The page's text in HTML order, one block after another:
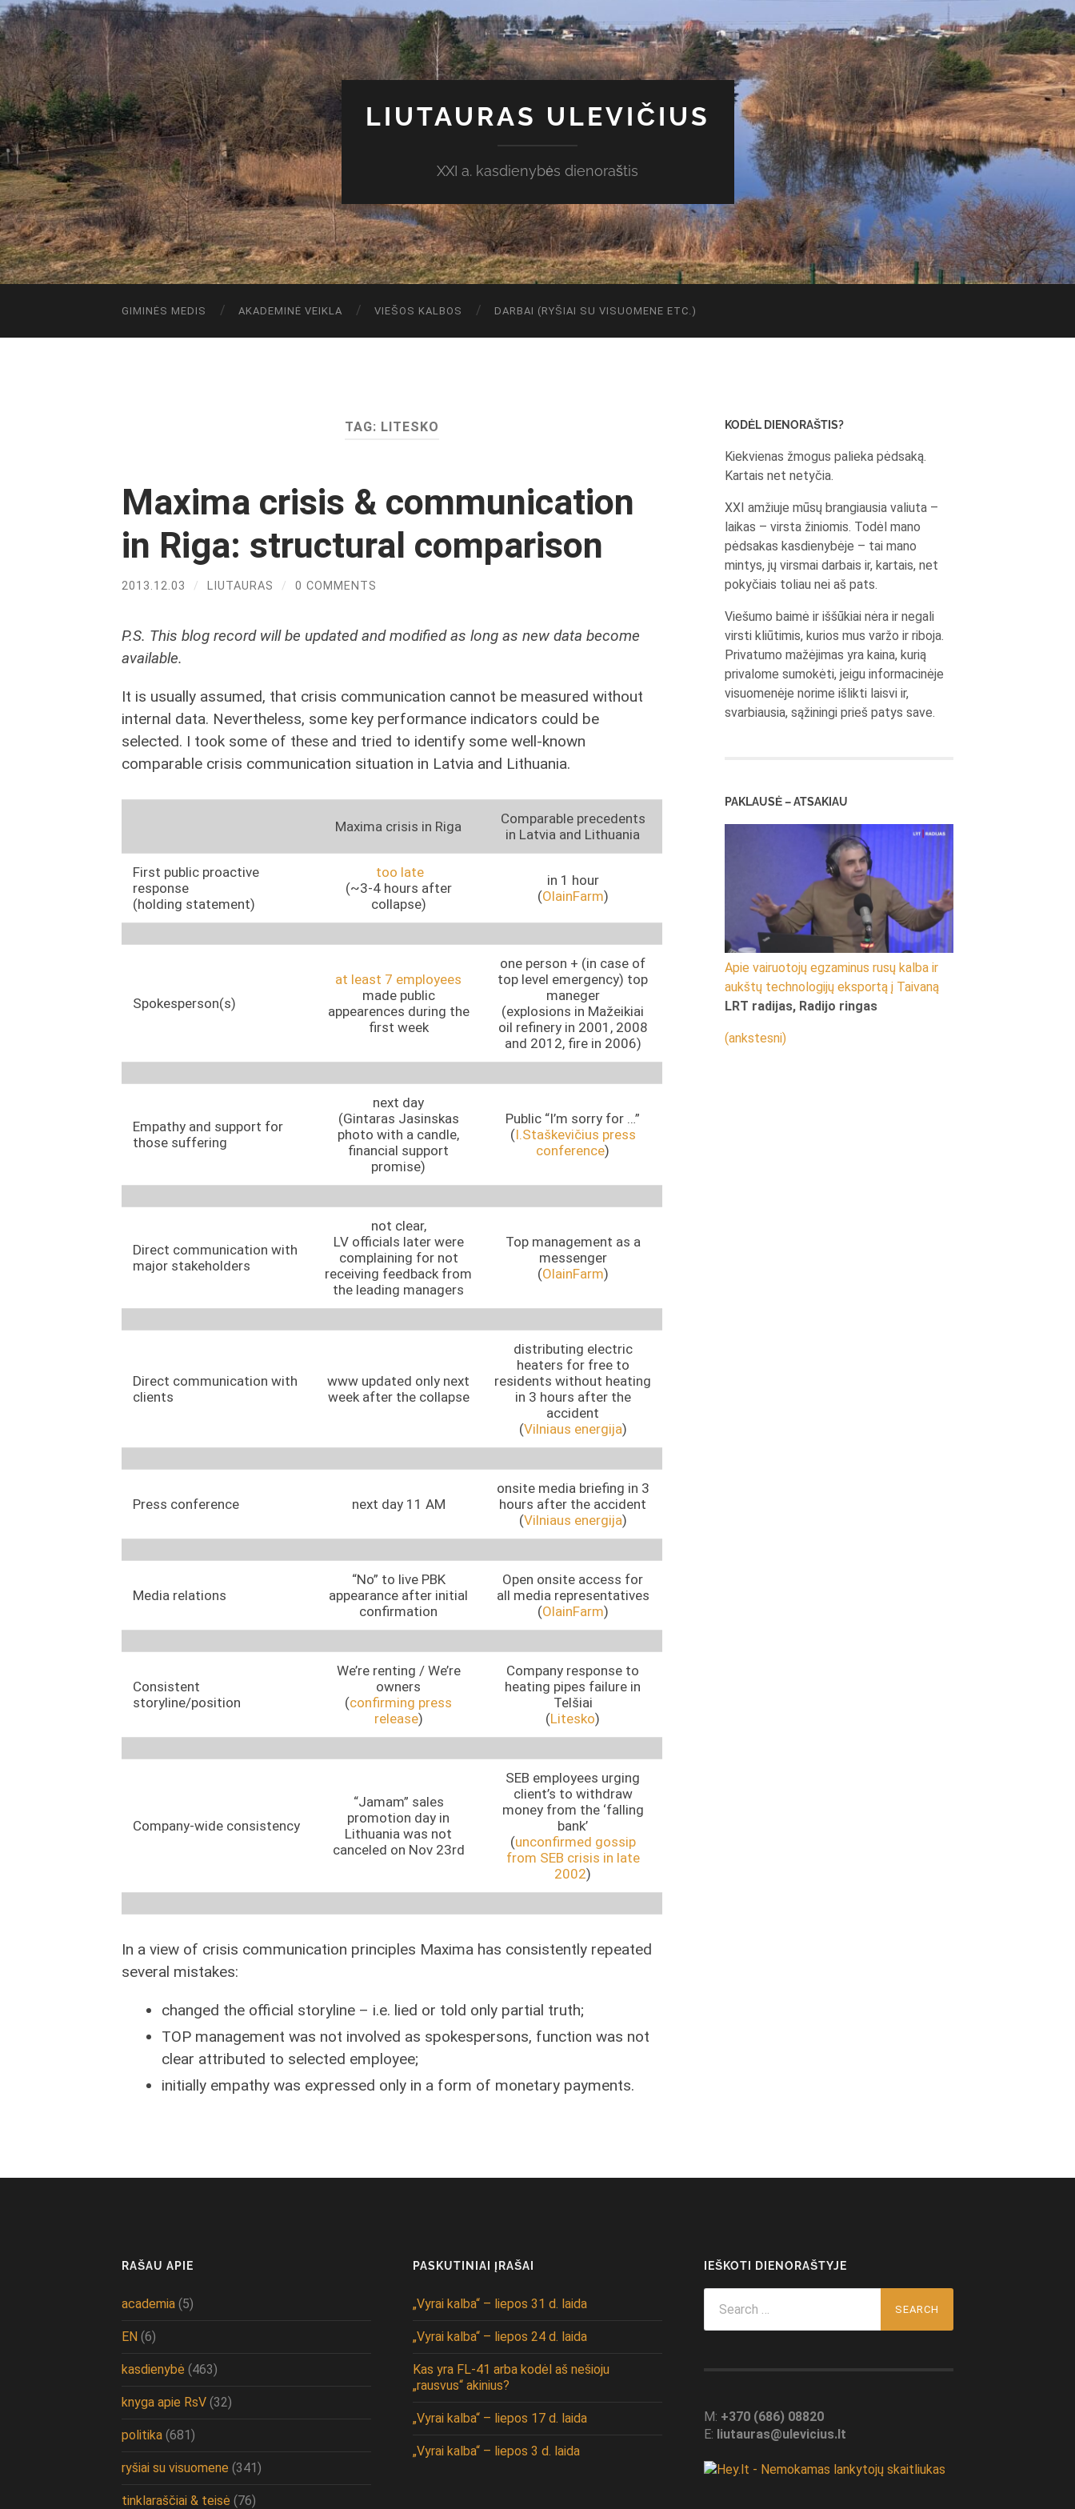
LIUTAURAS ULEVIČIUS
XXI a. kasdienybės dienoraštis
GIMINĖS MEDIS AKADEMINĖ VEIKLA VIEŠOS KALBOS DARBAI (RYŠIAI SU VISUOMENE ETC.)
TAG: LITESKO
Maxima crisis & communication
in Riga: structural comparison
2013.12.03 / LIUTAURAS / 0 COMMENTS
P.S. This blog record will be updated and modified as long as new data become
available.
It is usually assumed, that crisis communication cannot be measured without
internal data. Nevertheless, some key performance indicators could be
selected. I took some of these and tried to identify some well-known
comparable crisis communication situation in Latvia and Lithuania.
Maxima crisis in Riga
Comparable precedents
in Latvia and Lithuania
First public proactive
response
(holding statement)
too late
(~3-4 hours after
collapse)
in 1 hour
(OlainFarm)
Spokesperson(s)
at least 7 employees
made public
appearences during the
first week
one person + (in case of
top level emergency) top
maneger
(explosions in Mažeikiai
oil refinery in 2001, 2008
and 2012, fire in 2006)
Empathy and support for
those suffering
next day
(Gintaras Jasinskas
photo with a candle,
financial support
promise)
Public “I’m sorry for …”
(I.Staškevičius press
conference)
Direct communication with
major stakeholders
not clear,
LV officials later were
complaining for not
receiving feedback from
the leading managers
Top management as a
messenger
(OlainFarm)
Direct communication with
clients
www updated only next
week after the collapse
distributing electric
heaters for free to
residents without heating
in 3 hours after the
accident
(Vilniaus energija)
Press conference next day 11 AM
onsite media briefing in 3
hours after the accident
(Vilniaus energija)
Media relations
“No” to live PBK
appearance after initial
confirmation
Open onsite access for
all media representatives
(OlainFarm)
Consistent
storyline/position
We’re renting / We’re
owners
(confirming press
release)
Company response to
heating pipes failure in
Telšiai
(Litesko)
Company-wide consistency
“Jamam” sales
promotion day in
Lithuania was not
canceled on Nov 23rd
SEB employees urging
client’s to withdraw
money from the ‘falling
bank’
(unconfirmed gossip
from SEB crisis in late
2002)
In a view of crisis communication principles Maxima has consistently repeated
several mistakes:
changed the official storyline – i.e. lied or told only partial truth;
TOP management was not involved as spokespersons, function was not
clear attributed to selected employee;
initially empathy was expressed only in a form of monetary payments.
KODĖL DIENORAŠTIS?
Kiekvienas žmogus palieka pėdsaką.
Kartais net netyčia.
XXI amžiuje mūsų brangiausia valiuta –
laikas – virsta žiniomis. Todėl mano
pėdsakas kasdienybėje – tai mano
mintys, jų virsmai darbais ir, kartais, net
pokyčiais toliau nei aš pats.
Viešumo baimė ir iššūkiai nėra ir negali
virsti kliūtimis, kurios mus varžo ir riboja.
Privatumo mažėjimas yra kaina, kurią
privalome sumokėti, jeigu informacinėje
visuomenėje norime išlikti laisvi ir,
svarbiausia, sąžiningi prieš patys save.
PAKLAUSĖ – ATSAKIAU
Apie vairuotojų egzaminus rusų kalba ir
aukštų technologijų eksportą į Taivaną
LRT radijas, Radijo ringas
(ankstesni)
RAŠAU APIE
academia (5)
EN (6)
kasdienybė (463)
knyga apie RsV (32)
politika (681)
ryšiai su visuomene (341)
tinklaraščiai & teisė (76)
PASKUTINIAI ĮRAŠAI
„Vyrai kalba“ – liepos 31 d. laida
„Vyrai kalba“ – liepos 24 d. laida
Kas yra FL-41 arba kodėl aš nešioju
„rausvus“ akinius?
„Vyrai kalba“ – liepos 17 d. laida
„Vyrai kalba“ – liepos 3 d. laida
IEŠKOTI DIENORAŠTYJE
for:
M: +370 (686) 08820
E: liutauras@ulevicius.lt